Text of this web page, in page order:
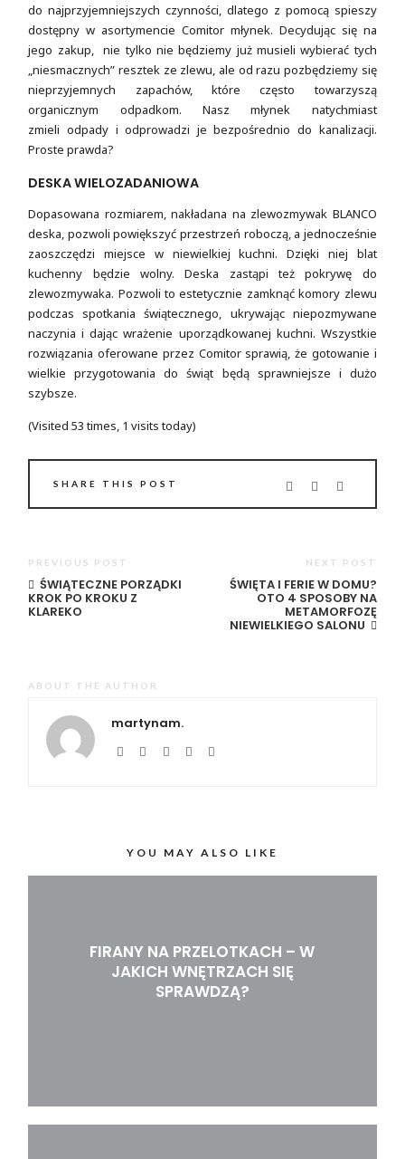
do najprzyjemniejszych czynności, dlatego z pomocą spieszy
dostępny w asortymencie Comitor młynek. Decydując się na
jego zakup, nie tylko nie będziemy już musieli wybierać tych
„niesmacznych” resztek ze zlewu, ale od razu pozbędziemy się
nieprzyjemnych zapachów, które często towarzyszą
organicznym odpadkom. Nasz młynek natychmiast
zmieli odpady i odprowadzi je bezpośrednio do kanalizacji.
Proste prawda?
DESKA WIELOZADANIOWA
Dopasowana rozmiarem, nakładana na zlewozmywak BLANCO
deska, pozwoli powiększyć przestrzeń roboczą, a jednocześnie
zaoszczędzi miejsce w niewielkiej kuchni. Dzięki niej blat
kuchenny będzie wolny. Deska zastąpi też pokrywę do
zlewozmywaka. Pozwoli to estetycznie zamknąć komory zlewu
podczas spotkania świątecznego, ukrywając niepozmywane
naczynia i dając wrażenie uporządkowanej kuchni. Wszystkie
rozwiązania oferowane przez Comitor sprawią, że gotowanie i
wielkie przygotowania do świąt będą sprawniejsze i dużo
szybsze.
(Visited 53 times, 1 visits today)
SHARE THIS POST
PREVIOUS POST
ŚWIĄTECZNE PORZĄDKI
KROK PO KROKU Z
KLAREKO
NEXT POST
ŚWIĘTA I FERIE W DOMU?
OTO 4 SPOSOBY NA
METAMORFOZĘ
NIEWIELKIEGO SALONU
ABOUT THE AUTHOR
martynam.
YOU MAY ALSO LIKE
FIRANY NA PRZELOTKACH – W
JAKICH WNĘTRZACH SIĘ
SPRAWDZĄ?